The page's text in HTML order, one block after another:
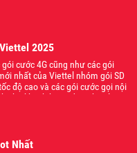
gọi nội mạng và liên mạng
1Gb cho đến 1.5Gb sử dụng
2025
cước 4G cũng như các gói
nhất của Viettel nhóm gói SD
độ cao và các gói cước gọi nội
cho khách hàng đăng ký sử
cầu và lứa tuổi, giá cực mềm
Nhất